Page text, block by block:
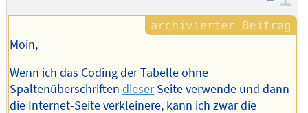
Moin,
Wenn ich das Coding der Tabelle ohne
SpaltenüberschriftendieserSeite verwende und dann
die Internet-Seite verkleinere, kann ich zwar die